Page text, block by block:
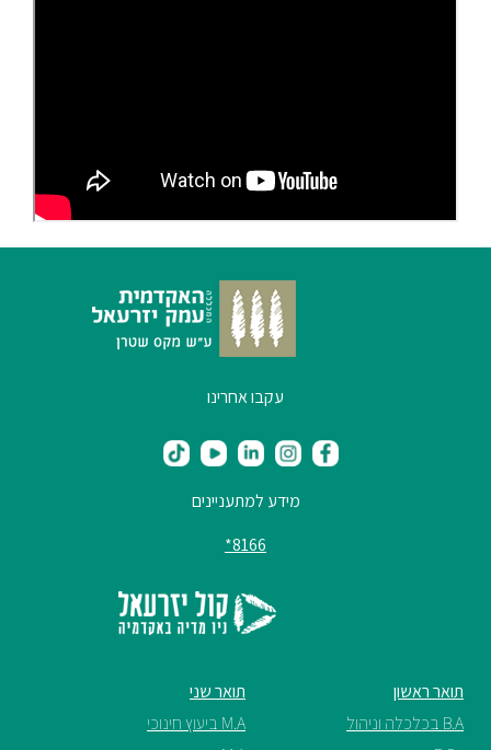
עקבו אחרינו
מידע למתעניינים
8166*
תואר ראשון
B.A בכלכלה וניהול
תואר שני
M.A ביעוץ חינוכי